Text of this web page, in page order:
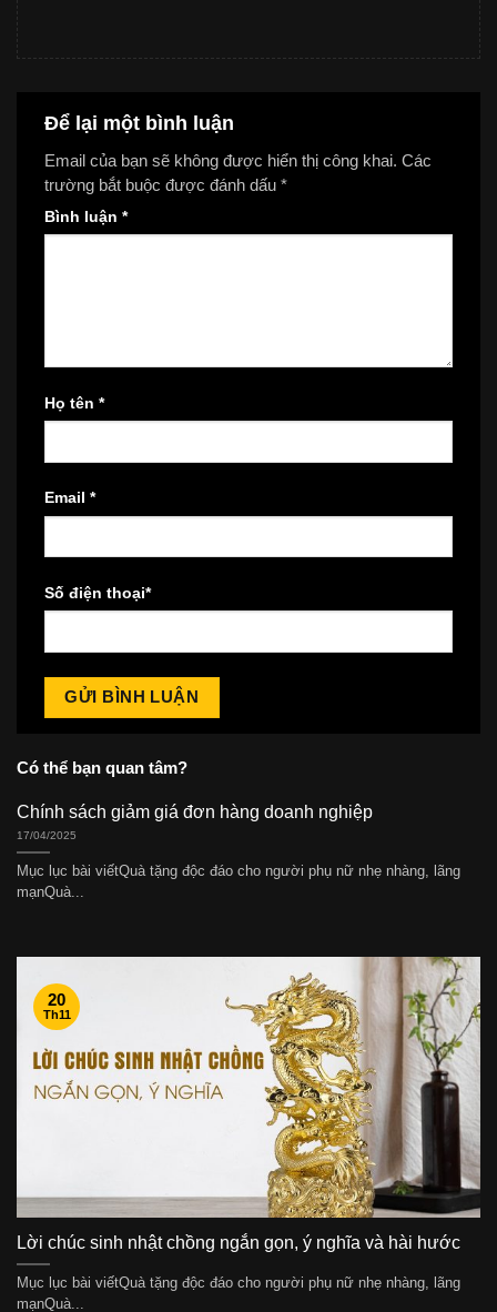
Để lại một bình luận
Email của bạn sẽ không được hiển thị công khai. Các
trường bắt buộc được đánh dấu *
Bình luận *
Họ tên *
Email *
Số điện thoại*
Có thể bạn quan tâm?
Chính sách giảm giá đơn hàng doanh nghiệp
17/04/2025
Mục lục bài viếtQuà tặng độc đáo cho người phụ nữ nhẹ nhàng, lãng
mạnQuà...
Lời chúc sinh nhật chồng ngắn gọn, ý nghĩa và hài hước
Mục lục bài viếtQuà tặng độc đáo cho người phụ nữ nhẹ nhàng, lãng
mạnQuà...
20
Th11